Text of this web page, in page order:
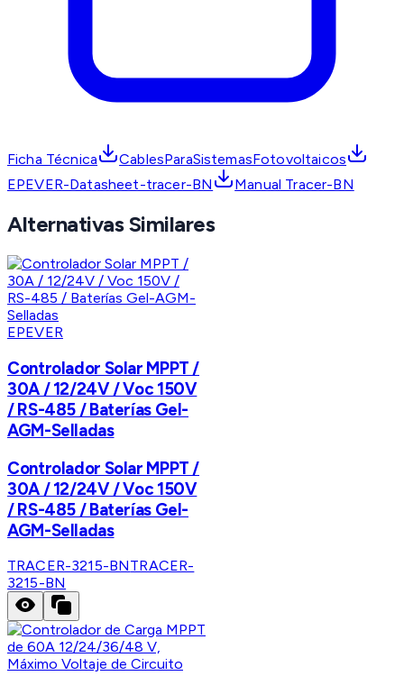
Ficha Técnica
CablesParaSistemasFotovoltaicos
EPEVER-Datasheet-tracer-BN
Manual Tracer-BN
Alternativas Similares
EPEVER
Controlador Solar MPPT /
30A / 12/24V / Voc 150V
/ RS-485 / Baterías Gel-
AGM-Selladas
Controlador Solar MPPT /
30A / 12/24V / Voc 150V
/ RS-485 / Baterías Gel-
AGM-Selladas
TRACER-3215-BNTRACER-
3215-BN